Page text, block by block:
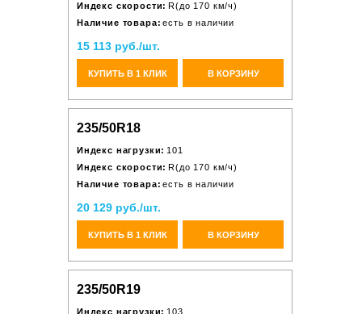
Индекс скорости: R(до 170 км/ч)
Наличие товара: есть в наличии
15 113 руб./шт.
КУПИТЬ В 1 КЛИК В КОРЗИНУ
235/50R18
Индекс нагрузки: 101
Индекс скорости: R(до 170 км/ч)
Наличие товара: есть в наличии
20 129 руб./шт.
КУПИТЬ В 1 КЛИК В КОРЗИНУ
235/50R19
Индекс нагрузки: 103